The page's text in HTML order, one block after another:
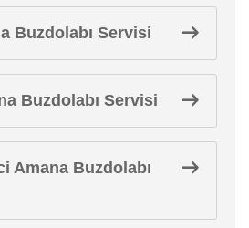
Buzdolabı Servisi
Buzdolabı Servisi
Amana Buzdolabı